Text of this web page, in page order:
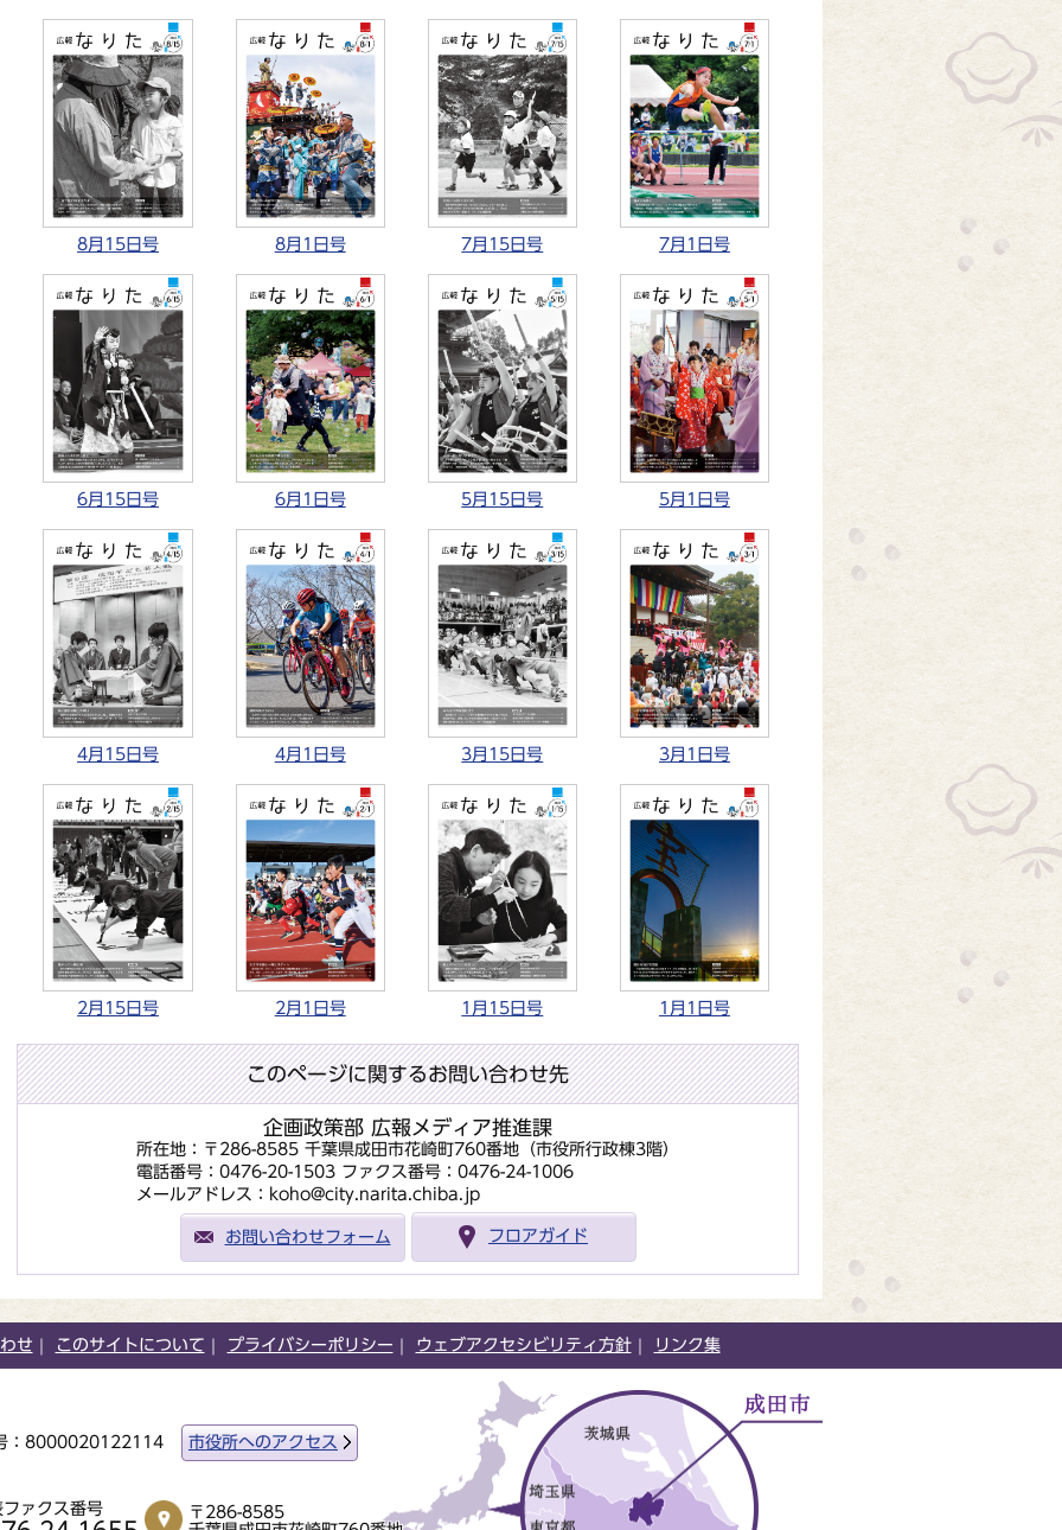
8月15日号 8月1日号 7月15日号 7月1日号
6月15日号 6月1日号 5月15日号 5月1日号
4月15日号 4月1日号 3月15日号 3月1日号
2月15日号 2月1日号 1月15日号 1月1日号
このページに関するお問い合わせ先
企画政策部 広報メディア推進課
所在地：〒286-8585 千葉県成田市花崎町760番地（市役所行政棟3階）
電話番号：0476-20-1503 ファクス番号：0476-24-1006
メールアドレス：koho@city.narita.chiba.jp
お問い合わせフォーム フロアガイド
せ このサイトについて プライバシーポリシー ウェブアクセシビリティ方針 リンク集
：8000020122114 市役所へのアクセス
ファクス番号
〒286-8585